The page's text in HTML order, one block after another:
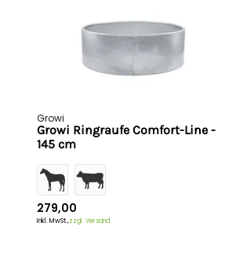
Sicherheitshinweise
Growi
Growi Ringraufe Comfort-Line -
145 cm
279,00
Inkl. MwSt.,zzgl. Versand